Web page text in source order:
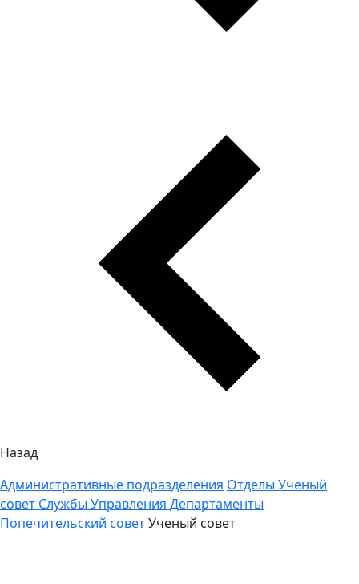
Назад
Административные подразделения Отделы Ученый
совет Службы Управления Департаменты
Попечительский советУченый совет